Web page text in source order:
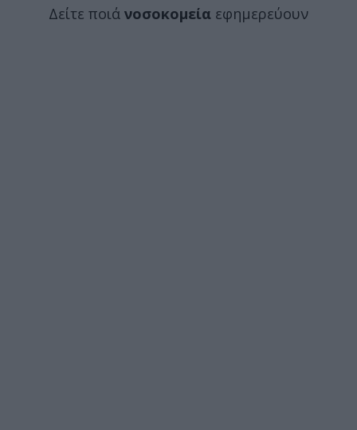
Δείτε ποιά νοσοκομεία εφημερεύουν